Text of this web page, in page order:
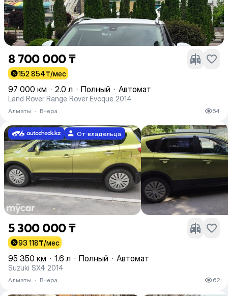
8 700 000 ₸
152 854₸/мес
97 000 км · 2.0 л · Полный · Автомат
Land Rover Range Rover Evoque 2014
Алматы · Вчера 54
От владельца
5 300 000 ₸
93 118₸/мес
95 350 км · 1.6 л · Полный · Автомат
Suzuki SX4 2014
Алматы · Вчера 62